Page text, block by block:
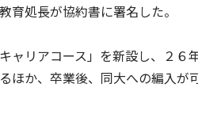
処長が協約書に署名した。
ャリアコース」を新設し、２
ほか、卒業後、同大への編入